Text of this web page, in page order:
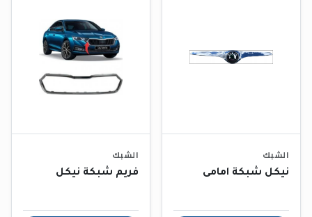
الشبك
نيكل شبكة امامى
الشبك
فريم شبكة نيكل